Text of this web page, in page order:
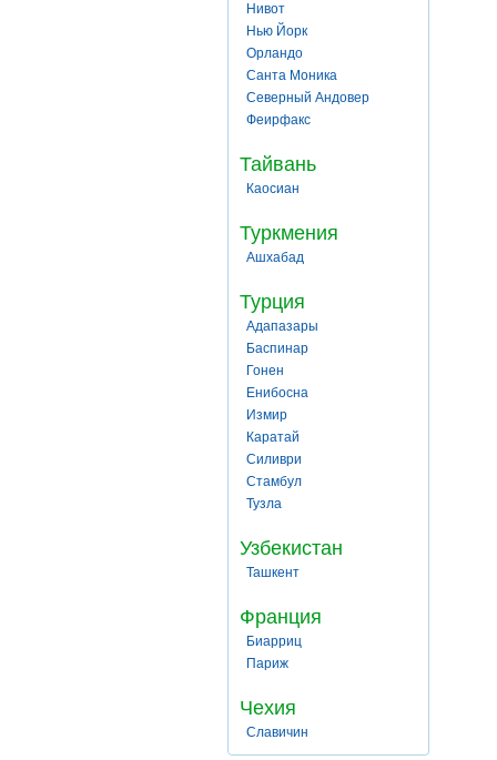
Нивот
Нью Йорк
Орландо
Санта Моника
Северный Андовер
Феирфакс
Тайвань
Каосиан
Туркмения
Ашхабад
Турция
Адапазары
Баспинар
Гонен
Енибосна
Измир
Каратай
Силиври
Стамбул
Тузла
Узбекистан
Ташкент
Франция
Биарриц
Париж
Чехия
Славичин